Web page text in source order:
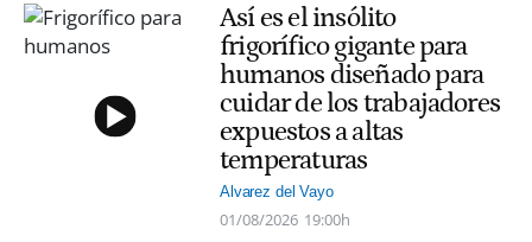
Así es el insólito
frigorífico gigante para
humanos diseñado para
cuidar de los trabajadores
expuestos a altas
temperaturas
Alvarez del Vayo
01/08/2026 19:00h